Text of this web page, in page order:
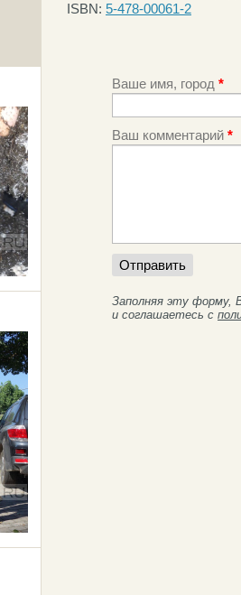
ISBN: 5-478-00061-2
Ваше имя, город *
Ваш комментарий *
Заполняя эту форму,
и соглашаетесь с